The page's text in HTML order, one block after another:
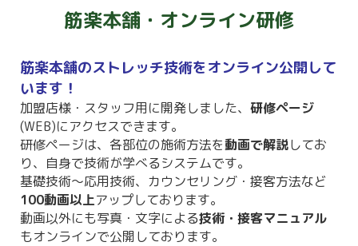
筋楽本舗・オンライン研修
筋楽本舗のストレッチ技術をオンライン公開して
います！
加盟店様・スタッフ用に開発しました、 研修ページ
(WEB)にアクセスできます。
研修ページは、各部位の施術方法を動画で解説してお
り、自身で技術が学べるシステムです。
基礎技術～応用技術、カウンセリング・接客方法など
100動画以上アップしております。
動画以外にも写真・文字による技術・接客マニュアル
もオンラインで公開しております。